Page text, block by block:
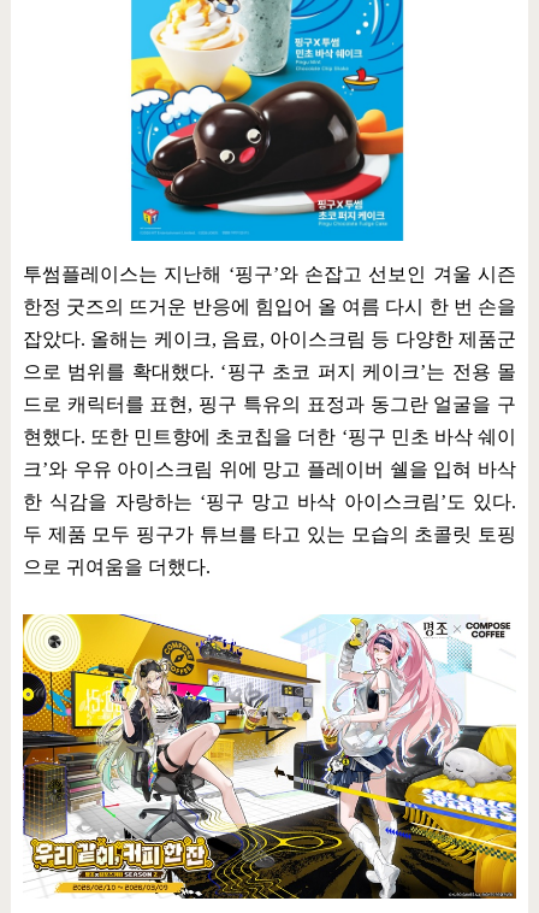
투썸플레이스는 지난해 ‘핑구’와 손잡고 선보인 겨울 시즌
한정 굿즈의 뜨거운 반응에 힘입어 올 여름 다시 한 번 손을
잡았다. 올해는 케이크, 음료, 아이스크림 등 다양한 제품군
으로 범위를 확대했다. ‘핑구 초코 퍼지 케이크’는 전용 몰
드로 캐릭터를 표현 , 핑구 특유의 표정과 동그란 얼굴을 구
현했다. 또한 민트향에 초코칩을 더한 ‘핑구 민초 바삭 쉐이
크’와 우유 아이스크림 위에 망고 플레이버 쉘을 입혀 바삭
한 식감을 자랑하는 ‘핑구 망고 바삭 아이스크림’도 있다.
두 제품 모두 핑구가 튜브를 타고 있는 모습의 초콜릿 토핑
으로 귀여움을 더했다.